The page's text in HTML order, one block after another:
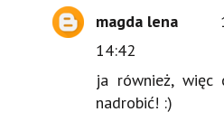
magda lena
14:42
ja również, więc
nadrobić! :)